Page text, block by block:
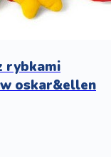
rybkami
oskar&ellen